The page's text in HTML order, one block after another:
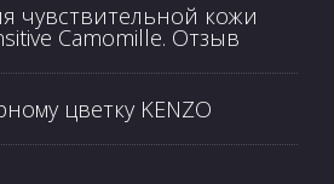
чувствительной кожи
Camomille. Отзыв
цветку KENZO